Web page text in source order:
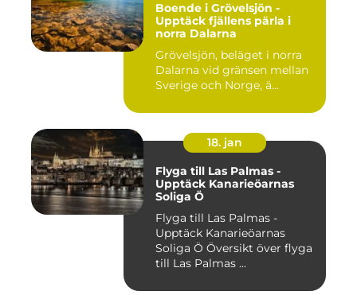
Boende i Grövelsjön -
Upptäck fjällens pärla i
norra Dalarna
Grövelsjön, beläget i norra
Dalarna vid gränsen mellan
Sverige och Norge, ä...
18. jan
Flyga till Las Palmas -
Upptäck Kanarieöarnas
Soliga Ö
Flyga till Las Palmas -
Upptäck Kanarieöarnas
Soliga Ö Översikt över flyga
till Las Palmas ...